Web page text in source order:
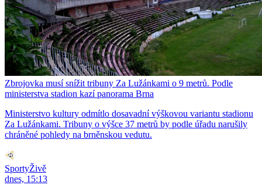
Zbrojovka musí snížit tribuny Za Lužánkami o 9 metrů. Podle
ministerstva stadion kazí panorama Brna
Ministerstvo kultury odmítlo dosavadní výškovou variantu stadionu
Za Lužánkami. Tribuny o výšce 37 metrů by podle úřadu narušily
chráněné pohledy na brněnskou vedutu.
SportyŽivě
dnes, 15:13